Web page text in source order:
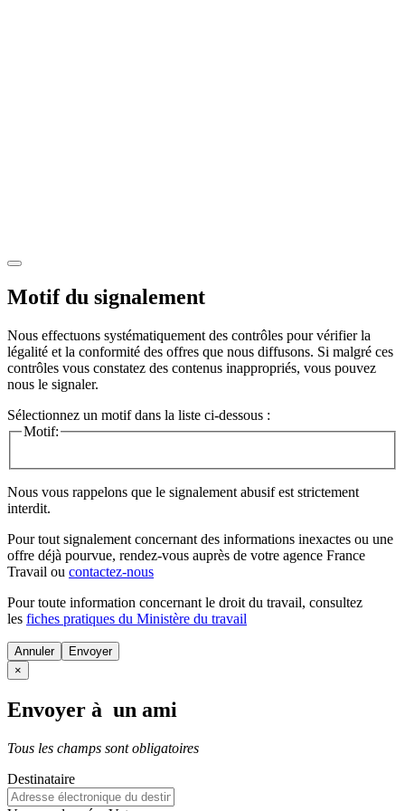
Motif du signalement
Nous effectuons systématiquement des contrôles pour vérifier la
légalité et la conformité des offres que nous diffusons. Si malgré ces
contrôles vous constatez des contenus inappropriés, vous pouvez
nous le signaler.
Sélectionnez un motif dans la liste ci-dessous :
Motif:
Nous vous rappelons que le signalement abusif est strictement
interdit.
Pour tout signalement concernant des informations inexactes ou une
offre déjà pourvue, rendez-vous auprès de votre agence France
Travail ou contactez-nous
Pour toute information concernant le droit du travail, consultez
les fiches pratiques du Ministère du travail
Annuler
×
Envoyer à un ami
Tous les champs sont obligatoires
Destinataire